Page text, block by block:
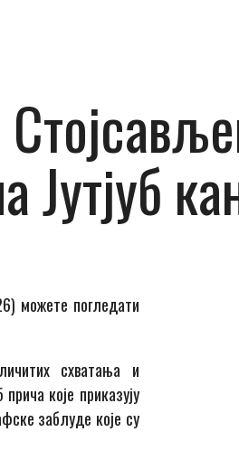
Јутјуб
можете погледати
схватања и
које приказују
заблуде које су